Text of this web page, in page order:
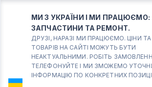
МИ З УКРАЇНИ І МИ ПРАЦЮЄМО:
ЗАПЧАСТИНИ ТА РЕМОНТ.
ДРУЗІ, НАРАЗІ МИ ПРАЦЮЄМО. ЦІНИ
ТОВАРІВ НА САЙТІ МОЖУТЬ БУТИ
НЕАКТУАЛЬНИМИ. РОБІТЬ
ТЕЛЕФОНУЙТЕ І МИ ЗМОЖЕМО
ІНФОРМАЦІЮ ПО КОНКРЕТНИХ
КИЇВ БОРИСПІЛЬ
Вт.- Сб.
10:00 - 18:00